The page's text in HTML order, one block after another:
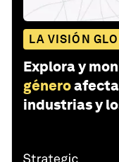
LA VISIÓN
Explora y
géneroafecta
industrias y